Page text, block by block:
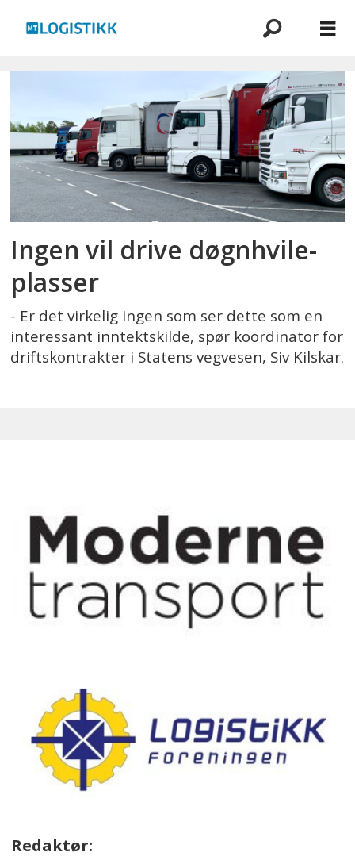
Emne:
e6
moss
Ingen vil drive døgnhvile-
plasser
- Er det virkelig ingen som ser dette som en
interessant inntektskilde, spør koordinator for
driftskontrakter i Statens vegvesen, Siv Kilskar.
Redaktør: